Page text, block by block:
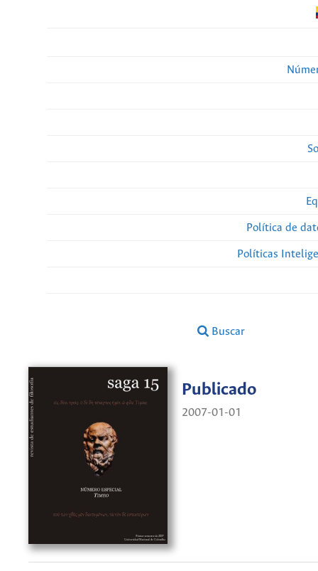
Política de
Políticas
Buscar
Publicado
2007-01-01